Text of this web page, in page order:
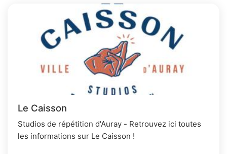
Le Caisson
Studios de répétition d'Auray - Retrouvez ici toutes
les informations sur Le Caisson !